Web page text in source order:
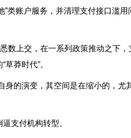
”类账户服务，并清理支付接口滥
数上交，在一系列政策推动之下
莽时代”。
身的演变，其空间是在缩小的，尤
支付机构转型。